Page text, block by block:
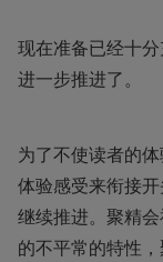
现在准备已经十
进一步推进了。
为了不使读者的
体验感受来衔接
继续推进。聚精
的不平常的特性